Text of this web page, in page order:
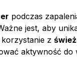
podczas
jest, aby
z
aktywność do